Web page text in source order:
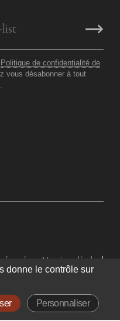
Politique de confidentialité de
vous désabonner à tout
Mentions légales
|
Générales d’utilisation
Générales de Vente
donne le contrôle sur
Personnaliser